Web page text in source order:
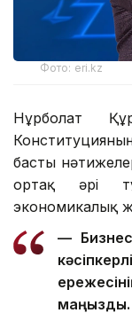
Фото: eri.kz
Нұрболат
басты
ортақ әрі
экономикалық
—